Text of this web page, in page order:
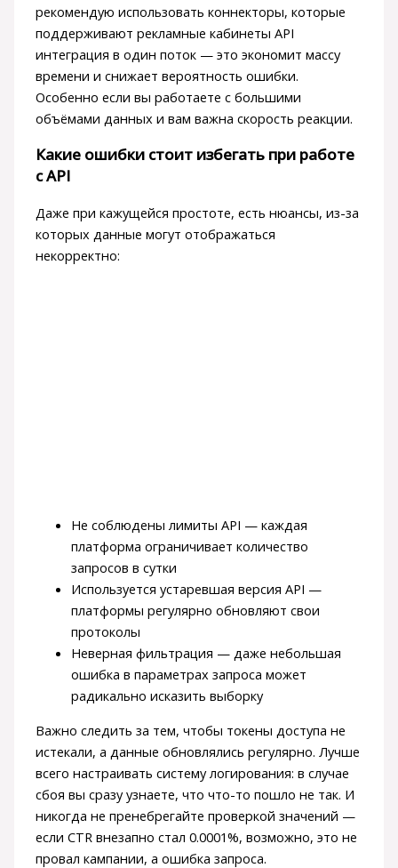
рекомендую использовать коннекторы, которые
поддерживают рекламные кабинеты API
интеграция в один поток — это экономит массу
времени и снижает вероятность ошибки.
Особенно если вы работаете с большими
объёмами данных и вам важна скорость реакции.
Какие ошибки стоит избегать при работе
с API
Даже при кажущейся простоте, есть нюансы, из-за
которых данные могут отображаться
некорректно:
Не соблюдены лимиты API — каждая
платформа ограничивает количество
запросов в сутки
Используется устаревшая версия API —
платформы регулярно обновляют свои
протоколы
Неверная фильтрация — даже небольшая
ошибка в параметрах запроса может
радикально исказить выборку
Важно следить за тем, чтобы токены доступа не
истекали, а данные обновлялись регулярно. Лучше
всего настраивать систему логирования: в случае
сбоя вы сразу узнаете, что что-то пошло не так. И
никогда не пренебрегайте проверкой значений —
если CTR внезапно стал 0.0001%, возможно, это не
провал кампании, а ошибка запроса.